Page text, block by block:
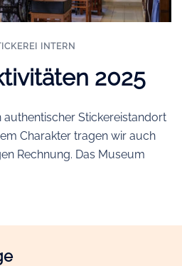
INTERN
2025
authentischer Stickereistandort
Charakter tragen wir auch
Rechnung. Das Museum